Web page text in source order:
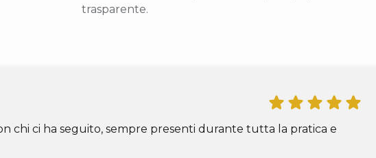
trasparente.
chi ci ha seguito, sempre presenti durante tutta la pratica e